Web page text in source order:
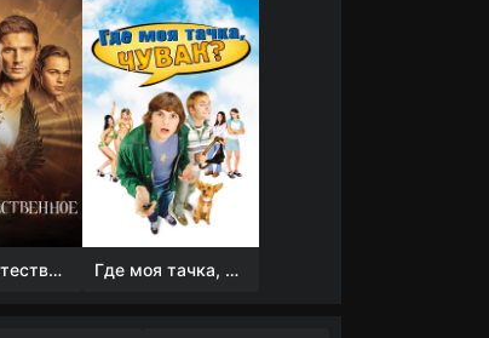
Сверхъестественное Где моя тачка, чувак?